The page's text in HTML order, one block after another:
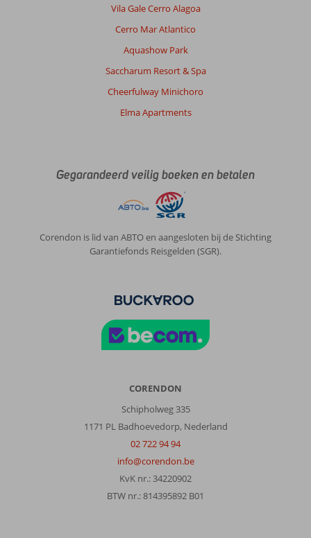
Vila Gale Cerro Alagoa
Cerro Mar Atlantico
Aquashow Park
Saccharum Resort & Spa
Cheerfulway Minichoro
Elma Apartments
Gegarandeerd veilig boeken en betalen
Corendon is lid van ABTO en aangesloten bij de Stichting
Garantiefonds Reisgelden (SGR).
CORENDON
Schipholweg 335
1171 PL Badhoevedorp, Nederland
02 722 94 94
info@corendon.be
KvK nr.: 34220902
BTW nr.: 814395892 B01